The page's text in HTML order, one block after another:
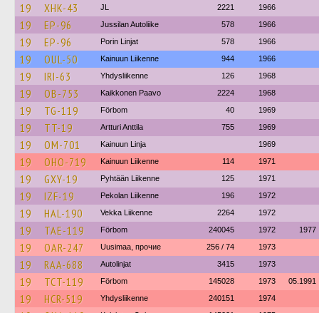
19 XHK-43 JL 2221 1966
19 EP-96 Jussilan Autoliike 578 1966
19 EP-96 Porin Linjat 578 1966
19 OUL-50 Kainuun Liikenne 944 1966
19 IRI-63 Yhdysliikenne 126 1968
19 OB-753 Kaikkonen Paavo 2224 1968
19 TG-119 Förbom 40 1969
19 TT-19 Artturi Anttila 755 1969
19 OM-701 Kainuun Linja 1969
19 OHO-719 Kainuun Liikenne 114 1971
19 GXY-19 Pyhtään Liikenne 125 1971
19 IZF-19 Pekolan Liikenne 196 1972
19 HAL-190 Vekka Liikenne 2264 1972
19 TAE-119 Förbom 240045 1972 1977
19 OAR-247 Uusimaa, прочие 256 / 74 1973
19 RAA-688 Autolinjat 3415 1973
19 TCT-119 Förbom 145028 1973 05.1991
19 HCR-519 Yhdysliikenne 240151 1974